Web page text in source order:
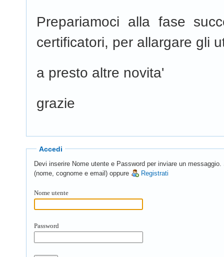
Prepariamoci alla fase
certificatori, per allargare gli
a presto altre novita'
grazie
Accedi
Devi inserire Nome utente e Password per inviare un
(nome, cognome e email) oppure
Registrati
Nome utente
Password